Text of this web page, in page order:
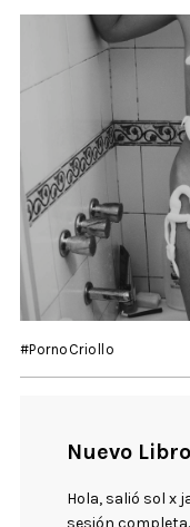
#PornoCriollo
Nuevo
Hola, salió sol x
sesión